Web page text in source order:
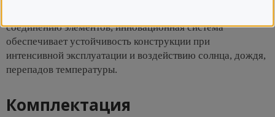
соединению элементов, инновационная система
обеспечивает устойчивость конструкции при
интенсивной эксплуатации и воздействию солнца, дождя,
перепадов температуры.
Комплектация